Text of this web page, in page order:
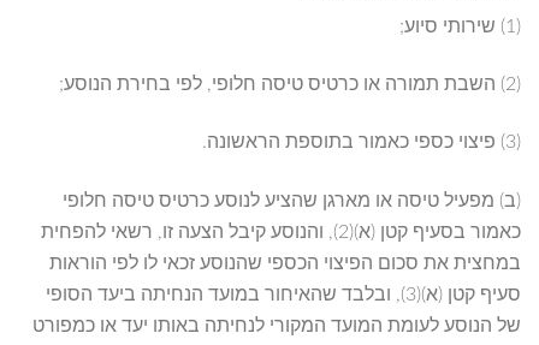
(1) שירותי סיוע;
(2) השבת תמורה או כרטיס טיסה חלופי, לפי בחירת הנוסע;
(3) פיצוי כספי כאמור בתוספת הראשונה.
(ב) מפעיל טיסה או מארגן שהציע לנוסע כרטיס טיסה חלופי
כאמור בסעיף קטן (א)(2), והנוסע קיבל הצעה זו, רשאי להפחית
במחצית את סכום הפיצוי הכספי שהנוסע זכאי לו לפי הוראות
סעיף קטן (א)(3), ובלבד שהאיחור במועד הנחיתה ביעד הסופי
של הנוסע לעומת המועד המקורי לנחיתה באותו יעד או כמפורט